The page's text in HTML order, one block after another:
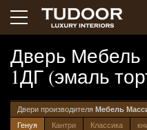
Дверь Мебель
1ДГ (эмаль
Двери производителя Мебель
Генуя
Кантри Классика